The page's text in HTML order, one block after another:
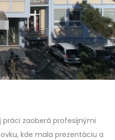
práci zaoberá profesijnými
kde mala prezentáciu a